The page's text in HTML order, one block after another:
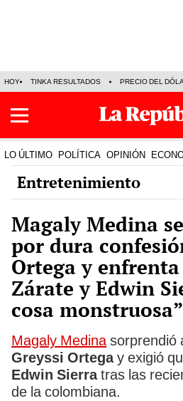
HOY TINKA RESULTADOS PRECIO DEL
LO ÚLTIMO POLÍTICA OPINIÓN
Entretenimiento
Magaly Medina
por dura
Ortega y
Zárate y Edwin
cosa monstruosa”
Magaly Medinasorprendió
Greyssi Ortegay exigió
Edwin Sierratras las
de la colombiana.